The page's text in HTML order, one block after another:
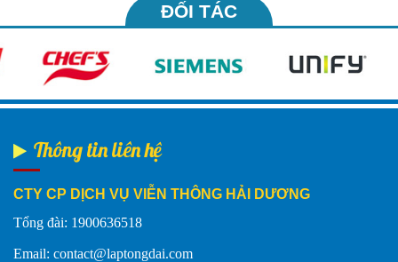
ĐỐI TÁC
Thông tin liên hệ
CTY CP DỊCH VỤ VIỄN THÔNG HẢI DƯƠNG
Tổng đài: 1900636518
Email: contact@laptongdai.com